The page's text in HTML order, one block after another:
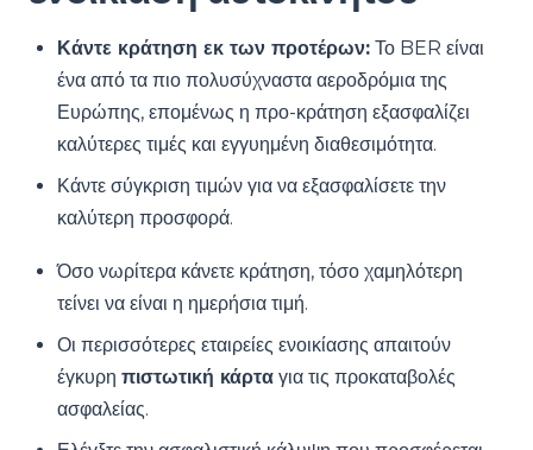
Κάντε κράτηση εκ των προτέρων: Το BER είναι
ένα από τα πιο πολυσύχναστα αεροδρόμια της
Ευρώπης, επομένως η προ-κράτηση εξασφαλίζει
καλύτερες τιμές και εγγυημένη διαθεσιμότητα.
Κάντε σύγκριση τιμών για να εξασφαλίσετε την
καλύτερη προσφορά.
Όσο νωρίτερα κάνετε κράτηση, τόσο χαμηλότερη
τείνει να είναι η ημερήσια τιμή.
Οι περισσότερες εταιρείες ενοικίασης απαιτούν
έγκυρη πιστωτική κάρτα για τις προκαταβολές
ασφαλείας.